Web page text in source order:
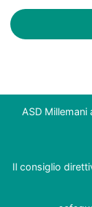
ASD
Il consiglio